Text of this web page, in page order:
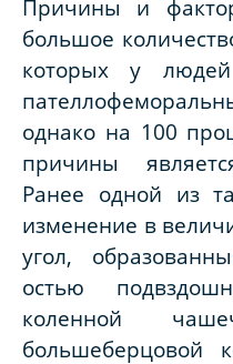
Причины и
большое
которых у
однако на 100
причины
Ранее одной из
изменение в
угол,
остью
коленной
большеберцовой